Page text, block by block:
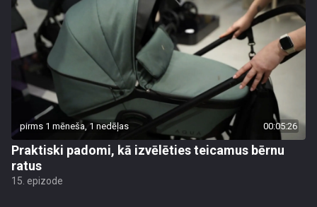
pirms 1 mēneša, 1 nedēļas 00:05:26
Praktiski padomi, kā izvēlēties teicamus bērnu
ratus
15. epizode